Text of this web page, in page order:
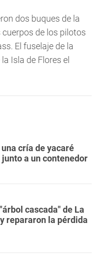
dos buques de la
de los pilotos
El fuselaje de la
Isla de Flores el
cría de yacaré
a un contenedor
cascada" de La
repararon la pérdida